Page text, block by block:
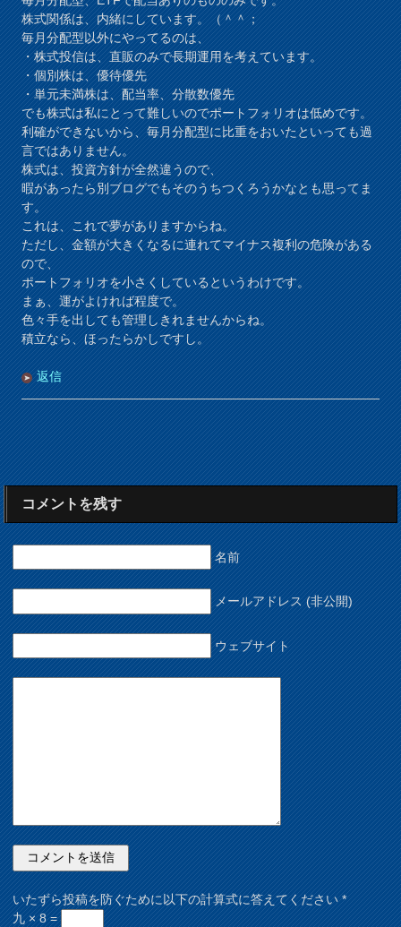
株式関係は、内緒にしています。（＾＾；
毎月分配型以外にやってるのは、
・株式投信は、直販のみで長期運用を考えています。
・個別株は、優待優先
・単元未満株は、配当率、分散数優先
でも株式は私にとって難しいのでポートフォリオは低めです。
利確ができないから、毎月分配型に比重をおいたといっても過
言ではありません。
株式は、投資方針が全然違うので、
暇があったら別ブログでもそのうちつくろうかなとも思ってま
す。
これは、これで夢がありますからね。
ただし、金額が大きくなるに連れてマイナス複利の危険がある
ので、
ポートフォリオを小さくしているというわけです。
まぁ、運がよければ程度で。
色々手を出しても管理しきれませんからね。
積立なら、ほったらかしですし。
返信
コメントを残す
名前
メールアドレス (非公開)
ウェブサイト
いたずら投稿を防ぐために以下の計算式に答えてください*
九 × 8 =